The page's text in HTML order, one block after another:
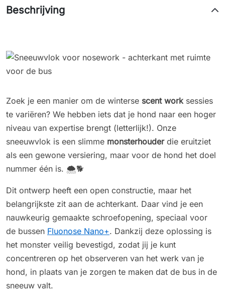
Beschrijving
Zoek je een manier om de winterse scent work sessies
te variëren? We hebben iets dat je hond naar een hoger
niveau van expertise brengt (letterlijk!). Onze
sneeuwvlok is een slimme monsterhouderdie eruitziet
als een gewone versiering, maar voor de hond het doel
nummer één is. 🌨️🐕
Dit ontwerp heeft een open constructie, maar het
belangrijkste zit aan de achterkant. Daar vind je een
nauwkeurig gemaakte schroefopening, speciaal voor
de bussen Fluonose Nano+. Dankzij deze oplossing is
het monster veilig bevestigd, zodat jij je kunt
concentreren op het observeren van het werk van je
hond, in plaats van je zorgen te maken dat de bus in de
sneeuw valt.